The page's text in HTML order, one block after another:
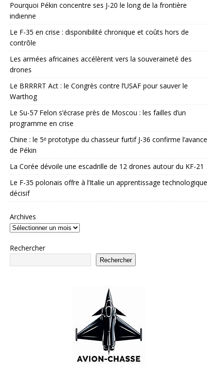
Pourquoi Pékin concentre ses J-20 le long de la frontière
indienne
Le F-35 en crise : disponibilité chronique et coûts hors de
contrôle
Les armées africaines accélèrent vers la souveraineté des
drones
Le BRRRRT Act : le Congrès contre l’USAF pour sauver le
Warthog
Le Su-57 Felon s’écrase près de Moscou : les failles d’un
programme en crise
Chine : le 5ᵉ prototype du chasseur furtif J-36 confirme l’avance
de Pékin
La Corée dévoile une escadrille de 12 drones autour du KF-21
Le F-35 polonais offre à l’Italie un apprentissage technologique
décisif
Archives
Rechercher
Rechercher